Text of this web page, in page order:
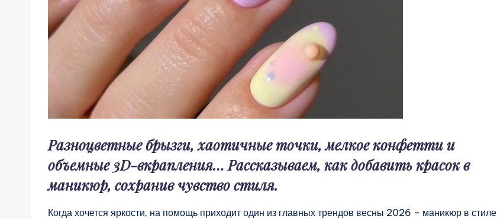
Разноцветные брызги, хаотичные точки, мелкое конфетти и
объемные 3D-вкрапления… Рассказываем, как добавить красок в
маникюр, сохранив чувство стиля.
Когда хочется яркости, на помощь приходит один из главных трендов весны 2026 – маникюр в стиле